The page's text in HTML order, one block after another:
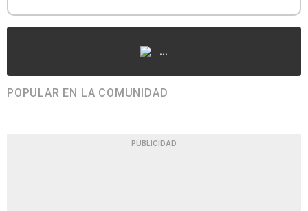
...
POPULAR EN LA COMUNIDAD
PUBLICIDAD